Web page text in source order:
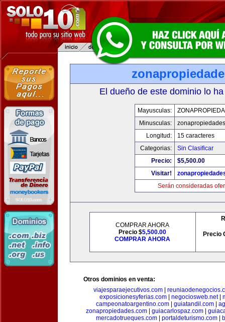
El dueño de este dominio lo
Mayusculas:
Minusculas:
Longitud:
15 caracteres
Categorias:
Sin Clasificar
Precio:
$5,500.00
Visitar!
Serán consideradas
COMPRAR AHORA
Precio $5,500.00
COMPRAR AHORA
Precio
Otros dominios en venta:
viajesparaejecutivos.com|
exposicionesyferias.com
negociosweb.net|
campeonatoargentino.com| guiatandil.com|
zonapropiedades.com
guiacarlospaz.com
mercadotrueques.com| portaldeturismo.com|